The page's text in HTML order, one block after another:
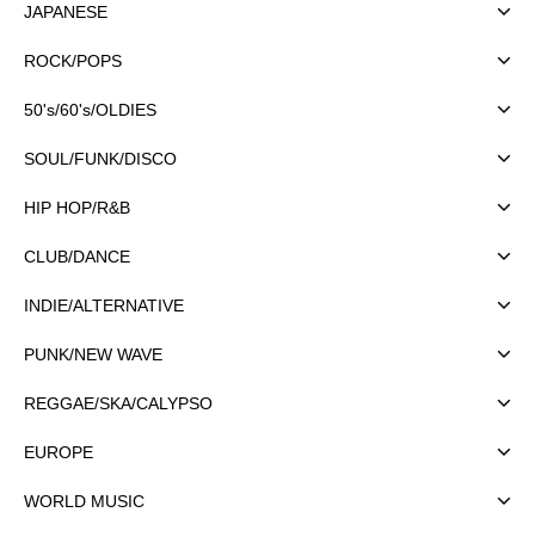
JAPANESE
ROCK/POPS
50's/60's/OLDIES
SOUL/FUNK/DISCO
HIP HOP/R&B
CLUB/DANCE
INDIE/ALTERNATIVE
PUNK/NEW WAVE
REGGAE/SKA/CALYPSO
EUROPE
WORLD MUSIC